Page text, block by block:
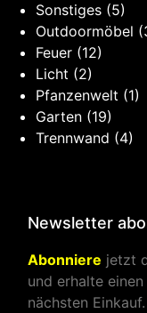
Sonstiges (5)
Outdoormöbel
Feuer (12)
Licht (2)
Pfanzenwelt (1)
Garten (19)
Trennwand (4)
Newsletter
Abonniere jetzt
und erhalte einen
nächsten Einkauf.